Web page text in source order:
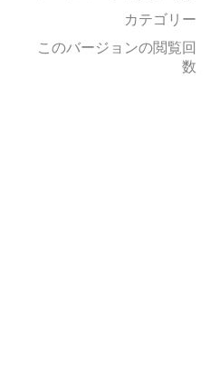
カテゴリー
このバージョンの閲覧回
数